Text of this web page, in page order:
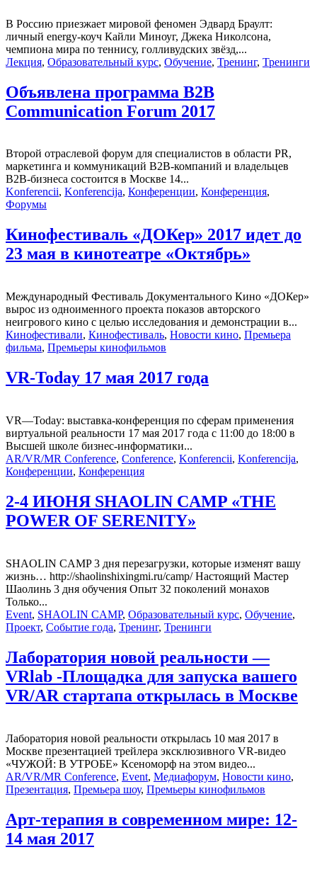
В Россию приезжает мировой феномен Эдвард Браулт:
личный energy-коуч Кайли Миноуг, Джека Николсона,
чемпиона мира по теннису, голливудских звёзд,...
Лекция, Образовательный курс, Обучение, Тренинг, Тренинги
Объявлена программа B2B
Communication Forum 2017
Второй отраслевой форум для специалистов в области PR,
маркетинга и коммуникаций B2B-компаний и владельцев
B2B-бизнеса состоится в Москве 14...
Konferencii, Konferencija, Конференции, Конференция,
Форумы
Кинофестиваль «ДОКер» 2017 идет до
23 мая в кинотеатре «Октябрь»
Международный Фестиваль Документального Кино «ДОКер»
вырос из одноименного проекта показов авторского
неигрового кино с целью исследования и демонстрации в...
Кинофестивали, Кинофестиваль, Новости кино, Премьера
фильма, Премьеры кинофильмов
VR-Today 17 мая 2017 года
VR—Today: выставка-конференция по сферам применения
виртуальной реальности 17 мая 2017 года с 11:00 до 18:00 в
Высшей школе бизнес-информатики...
AR/VR/MR Conference, Conference, Konferencii, Konferencija,
Конференции, Конференция
2-4 ИЮНЯ SHAOLIN CAMP «THE
POWER OF SERENITY»
SHAOLIN CAMP 3 дня перезагрузки, которые изменят вашу
жизнь… http://shaolinshixingmi.ru/camp/ Настоящий Мастер
Шаолинь 3 дня обучения Опыт 32 поколений монахов
Только...
Event, SHAOLIN CAMP, Образовательный курс, Обучение,
Проект, Событие года, Тренинг, Тренинги
Лаборатория новой реальности —
VRlab -Площадка для запуска вашего
VR/AR стартапа открылась в Москве
Лаборатория новой реальности открылась 10 мая 2017 в
Москве презентацией трейлера эксклюзивного VR-видео
«ЧУЖОЙ: В УТРОБЕ» Ксеноморф на этом видео...
AR/VR/MR Conference, Event, Медиафорум, Новости кино,
Презентация, Премьера шоу, Премьеры кинофильмов
Арт-терапия в современном мире: 12-
14 мая 2017